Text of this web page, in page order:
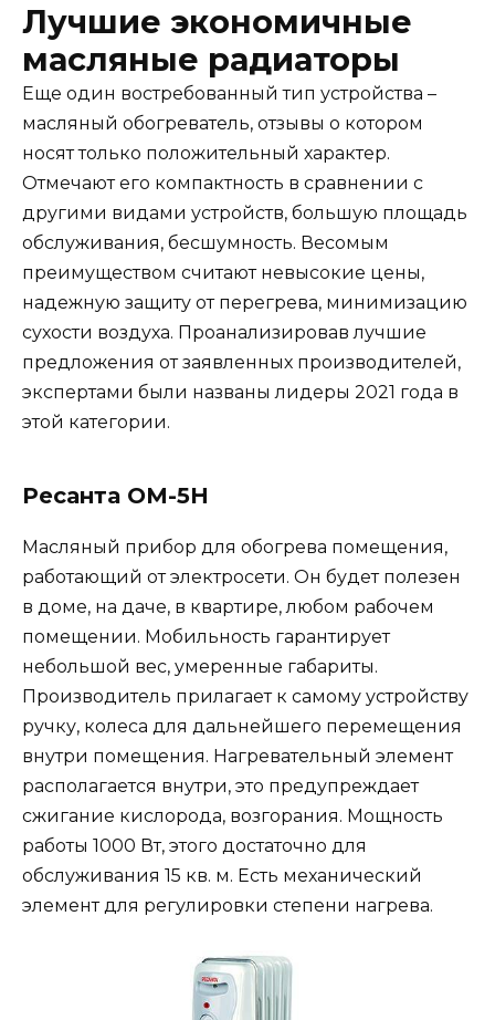
Лучшие экономичные
масляные радиаторы
Еще один востребованный тип устройства –
масляный обогреватель, отзывы о котором
носят только положительный характер.
Отмечают его компактность в сравнении с
другими видами устройств, большую площадь
обслуживания, бесшумность. Весомым
преимуществом считают невысокие цены,
надежную защиту от перегрева, минимизацию
сухости воздуха. Проанализировав лучшие
предложения от заявленных производителей,
экспертами были названы лидеры 2021 года в
этой категории.
Ресанта ОМ-5Н
Масляный прибор для обогрева помещения,
работающий от электросети. Он будет полезен
в доме, на даче, в квартире, любом рабочем
помещении. Мобильность гарантирует
небольшой вес, умеренные габариты.
Производитель прилагает к самому устройству
ручку, колеса для дальнейшего перемещения
внутри помещения. Нагревательный элемент
располагается внутри, это предупреждает
сжигание кислорода, возгорания. Мощность
работы 1000 Вт, этого достаточно для
обслуживания 15 кв. м. Есть механический
элемент для регулировки степени нагрева.